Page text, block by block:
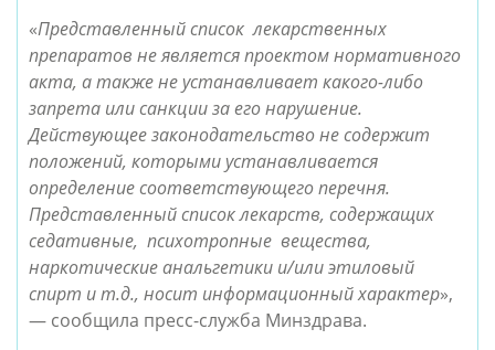
«Представленный список лекарственных
препаратов не является проектом нормативного
акта, а также не устанавливает какого-либо
запрета или санкции за его нарушение.
Действующее законодательство не содержит
положений, которыми устанавливается
определение соответствующего перечня.
Представленный список лекарств, содержащих
седативные, психотропные вещества,
наркотические анальгетики и/или этиловый
спирт и т.д., носит информационный характер»,
— сообщила пресс-служба Минздрава.